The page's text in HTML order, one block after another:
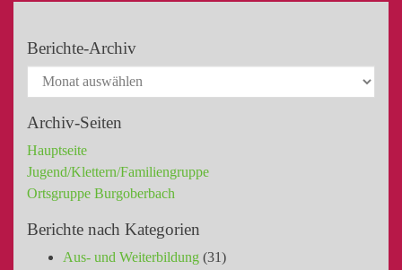
Berichte-Archiv
Archiv-Seiten
Hauptseite
Jugend/Klettern/Familiengruppe
Ortsgruppe Burgoberbach
Berichte nach Kategorien
Aus- und Weiterbildung (31)